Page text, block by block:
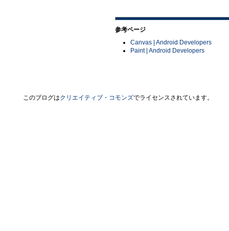
参考ページ
Canvas | Android Developers
Paint | Android Developers
このブログはクリエイティブ・コモンズでライセンスされています。